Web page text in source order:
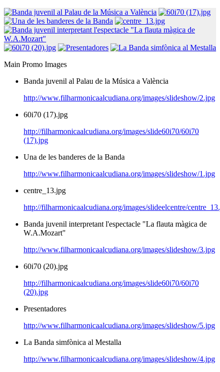
Main Promo Images
Banda juvenil al Palau de la Música a València
http://www.filharmonicaalcudiana.org/images/slideshow/2.jpg
60i70 (17).jpg
http://filharmonicaalcudiana.org/images/slide60i70/60i70
(17).jpg
Una de les banderes de la Banda
http://www.filharmonicaalcudiana.org/images/slideshow/1.jpg
centre_13.jpg
http://filharmonicaalcudiana.org/images/slideelcentre/
Banda juvenil interpretant l'espectacle "La flauta màgica de
W.A.Mozart"
http://www.filharmonicaalcudiana.org/images/slideshow/3.jpg
60i70 (20).jpg
http://filharmonicaalcudiana.org/images/slide60i70/60i70
(20).jpg
Presentadores
http://www.filharmonicaalcudiana.org/images/slideshow/5.jpg
La Banda simfònica al Mestalla
http://www.filharmonicaalcudiana.org/images/slideshow/4.jpg